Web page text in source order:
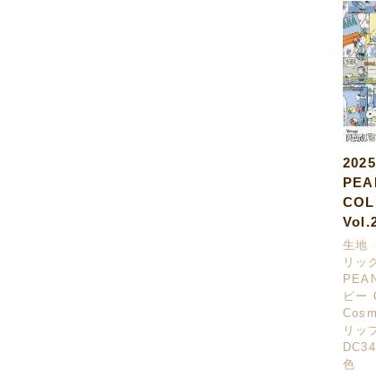
生地
リッ
ピー
リッ
色